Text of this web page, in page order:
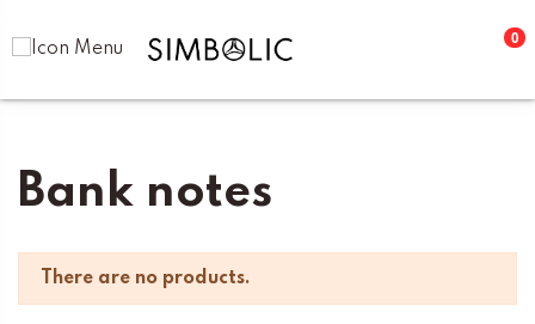
0
Bank notes
There are no products.